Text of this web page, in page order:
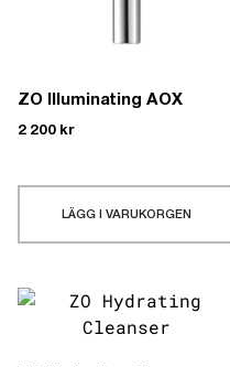
ZO Illuminating AOX
2 200 kr
LÄGG I VARUKORGEN